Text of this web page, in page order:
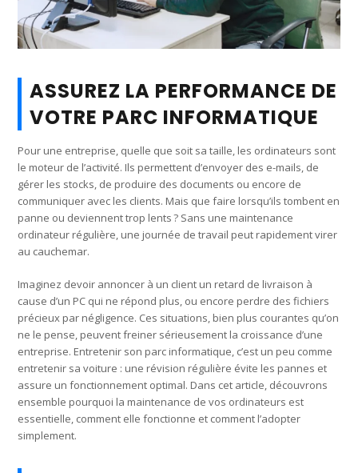
ASSUREZ LA PERFORMANCE DE
VOTRE PARC INFORMATIQUE
Pour une entreprise, quelle que soit sa taille, les ordinateurs sont
le moteur de l’activité. Ils permettent d’envoyer des e-mails, de
gérer les stocks, de produire des documents ou encore de
communiquer avec les clients. Mais que faire lorsqu’ils tombent en
panne ou deviennent trop lents ? Sans une maintenance
ordinateur régulière, une journée de travail peut rapidement virer
au cauchemar.
Imaginez devoir annoncer à un client un retard de livraison à
cause d’un PC qui ne répond plus, ou encore perdre des fichiers
précieux par négligence. Ces situations, bien plus courantes qu’on
ne le pense, peuvent freiner sérieusement la croissance d’une
entreprise. Entretenir son parc informatique, c’est un peu comme
entretenir sa voiture : une révision régulière évite les pannes et
assure un fonctionnement optimal. Dans cet article, découvrons
ensemble pourquoi la maintenance de vos ordinateurs est
essentielle, comment elle fonctionne et comment l’adopter
simplement.